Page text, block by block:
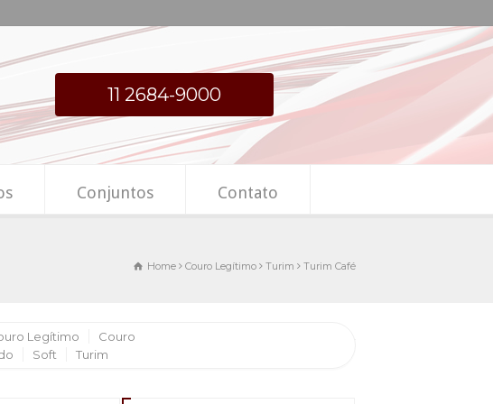
11 2684-9000
Conjuntos Contato
Home Couro Legítimo Turim Turim Café
Legítimo
Couro
Soft Turim